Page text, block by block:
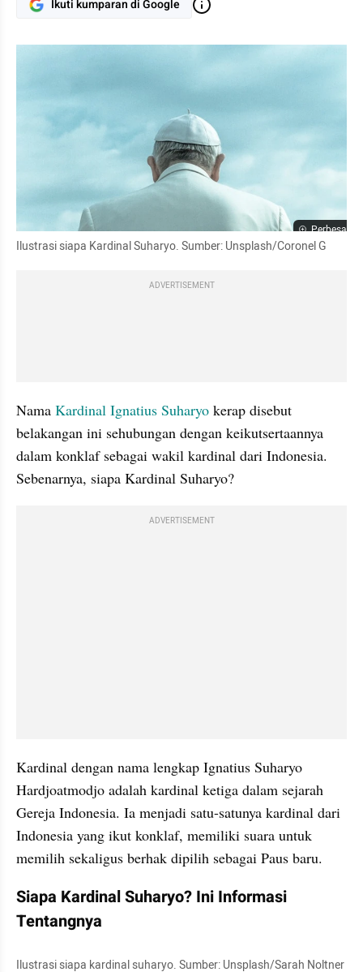
Ikuti kumparan di Google
Perbesar
Ilustrasi siapa Kardinal Suharyo. Sumber: Unsplash/Coronel G
ADVERTISEMENT
Nama Kardinal Ignatius Suharyo kerap disebut
belakangan ini sehubungan dengan keikutsertaannya
dalam konklaf sebagai wakil kardinal dari Indonesia.
Sebenarnya, siapa Kardinal Suharyo?
ADVERTISEMENT
Kardinal dengan nama lengkap Ignatius Suharyo
Hardjoatmodjo adalah kardinal ketiga dalam sejarah
Gereja Indonesia. Ia menjadi satu-satunya kardinal dari
Indonesia yang ikut konklaf, memiliki suara untuk
memilih sekaligus berhak dipilih sebagai Paus baru.
Siapa Kardinal Suharyo? Ini Informasi
Tentangnya
Ilustrasi siapa kardinal suharyo. Sumber: Unsplash/Sarah Noltner